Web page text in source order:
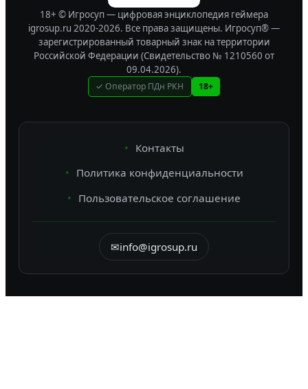
18+ © Игросуп — цифровая энциклопедия геймера
igrosup.ru 2020-2026. Все права защищены. Игросуп® —
зарегистрированный товарный знак на территории
Российской Федерации (Свидетельство № 1210560 от
09.04.2026).
✓ Оператор ПДн РКН 18+
Контакты
Политика конфиденциальности
Пользовательское соглашение
✉info@igrosup.ru